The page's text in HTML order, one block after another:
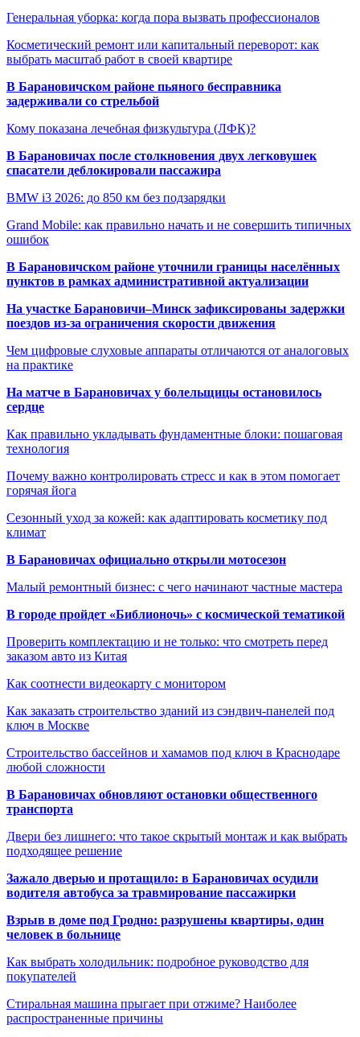
Генеральная уборка: когда пора вызвать профессионалов
Косметический ремонт или капитальный переворот: как
выбрать масштаб работ в своей квартире
В Барановичском районе пьяного бесправника
задерживали со стрельбой
Кому показана лечебная физкультура (ЛФК)?
В Барановичах после столкновения двух легковушек
спасатели деблокировали пассажира
BMW i3 2026: до 850 км без подзарядки
Grand Mobile: как правильно начать и не совершить типичных
ошибок
В Барановичском районе уточнили границы населённых
пунктов в рамках административной актуализации
На участке Барановичи–Минск зафиксированы задержки
поездов из-за ограничения скорости движения
Чем цифровые слуховые аппараты отличаются от аналоговых
на практике
На матче в Барановичах у болельщицы остановилось
сердце
Как правильно укладывать фундаментные блоки: пошаговая
технология
Почему важно контролировать стресс и как в этом помогает
горячая йога
Сезонный уход за кожей: как адаптировать косметику под
климат
В Барановичах официально открыли мотосезон
Малый ремонтный бизнес: с чего начинают частные мастера
В городе пройдет «Библионочь» с космической тематикой
Проверить комплектацию и не только: что смотреть перед
заказом авто из Китая
Как соотнести видеокарту с монитором
Как заказать строительство зданий из сэндвич-панелей под
ключ в Москве
Строительство бассейнов и хамамов под ключ в Краснодаре
любой сложности
В Барановичах обновляют остановки общественного
транспорта
Двери без лишнего: что такое скрытый монтаж и как выбрать
подходящее решение
Зажало дверью и протащило: в Барановичах осудили
водителя автобуса за травмирование пассажирки
Взрыв в доме под Гродно: разрушены квартиры, один
человек в больнице
Как выбрать холодильник: подробное руководство для
покупателей
Стиральная машина прыгает при отжиме? Наиболее
распространенные причины